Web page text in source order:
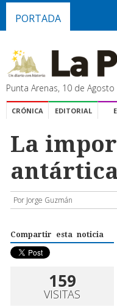
PORTADA
Punta Arenas, 10 de
CRÓNICA EDITORIAL
La
Por Jorge Guzmán
Compartir esta noticia
159
VISITAS